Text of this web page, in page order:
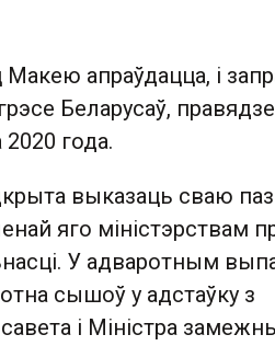
апраўдацца, і
Беларусаў,
года.
выказаць сваю
яго міністэрствам
У адваротным
сышоў у адстаўку з
і Міністра